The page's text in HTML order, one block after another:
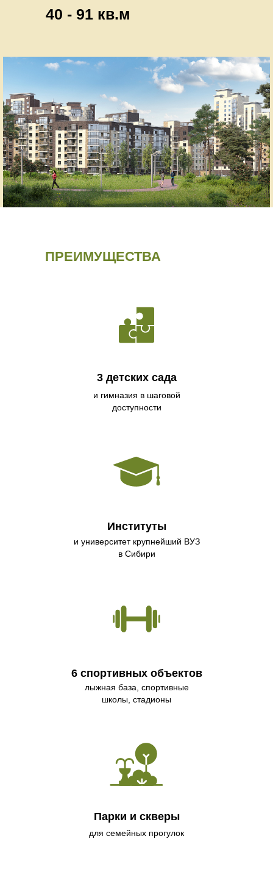
40 - 91 кв.м
Институты
ПРЕИМУЩЕСТВА
для семейных прогулок
и гимназия в шаговой
доступности
Парки и скверы
3 детских сада
и университет крупнейший ВУЗ
в Сибири
6 спортивных объектов
лыжная база, спортивные
школы, стадионы